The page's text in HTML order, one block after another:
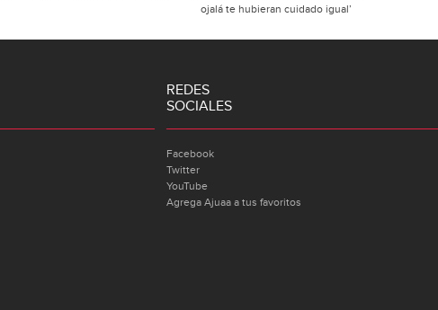
ojalá te hubieran cuidado igual’
REDES
SOCIALES
Facebook
Twitter
YouTube
Agrega Ajuaa a tus favoritos